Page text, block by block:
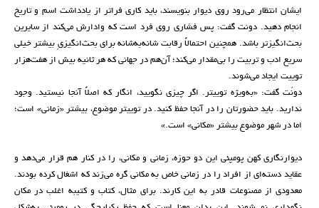
ایشان انتظار می‌رود روی دیوار بنویسند، باید کاری فراتر از یادداشت اسم و تاریخ
انجام دهید. دونت گفت: پس فشاری روی فرد است که وادارش می‌کند از سایرین
بحث‌انگیزتر باشد. همچنین احتمالاً رقابت شانه‌به‌شانه برای بحث‌انگیزیِ بیشتر خیلی
سریع ادب و تربیت را بی‌مقدار می‌کند؛ آن‌هم در جهانی که هر ثانیه بیش از هفت‌هزار
توییت ایجاد می‌شوند.
دونَت گفت: «به‌ویژه توییتر. اگر چیزی نگویید، انگار که اصلاً آنجا نیستید. وجود
ندارید. باید حضورتان را در آنجا حفظ کنید. در توییتر موضوع، بیشتر «زمانی» است؛
اما در شهر موضوع بیشتر «مکانی» است.»
دیوارنگاری کهن پومپئی این دو حوزه، زمانی و مکانی، را در کنار هم قرار می‌دهد و
عقاید دسته‌ای از افراد را در زمانی خاص به مکانی گره می‌زند که اشغال کرده بودند.
معدودی از مصنوعات قادر به این کارند. برای مثال، کتاب و کتیبه اغلب در مکان